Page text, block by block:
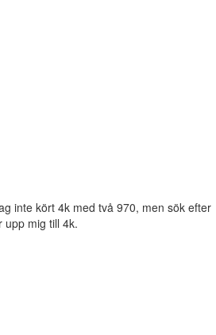
inte kört 4k med två 970, men sök efter
upp mig till 4k.